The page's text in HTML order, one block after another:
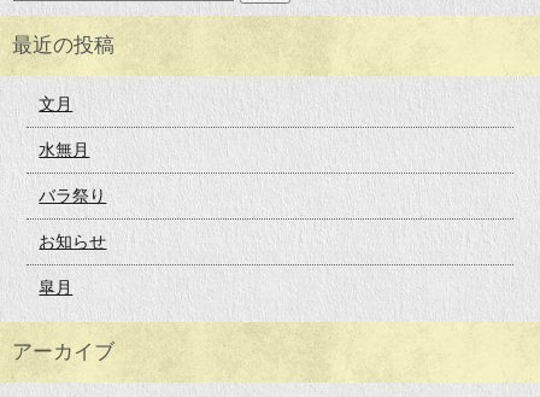
最近の投稿
文月
水無月
バラ祭り
お知らせ
皐月
アーカイブ